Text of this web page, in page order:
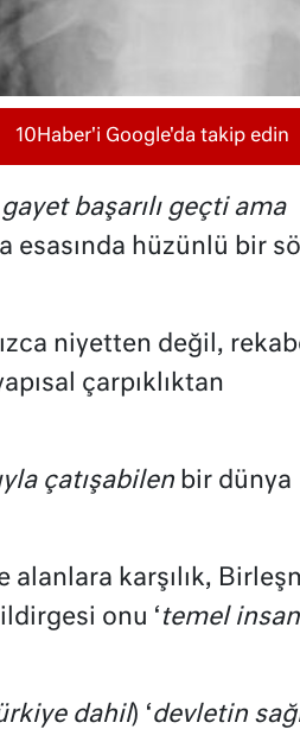
10Haber'i Google'da takip edin
başarılı geçti ama
esasında hüzünlü bir
niyetten değil,
çarpıklıktan
çatışabilen bir dünya
alanlara karşılık,
onu ‘temel insan
dahil) ‘devletin